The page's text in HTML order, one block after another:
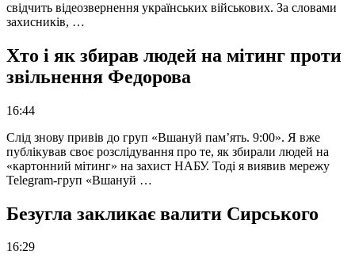
свідчить відеозвернення українських військових. За словами
захисників, …
Хто і як збирав людей на мітинг проти
звільнення Федорова
16:44
Слід знову привів до груп «Вшануй пам’ять. 9:00». Я вже
публікував своє розслідування про те, як збирали людей на
«картонний мітинг» на захист НАБУ. Тоді я виявив мережу
Telegram-груп «Вшануй …
Безугла закликає валити Сирського
16:29